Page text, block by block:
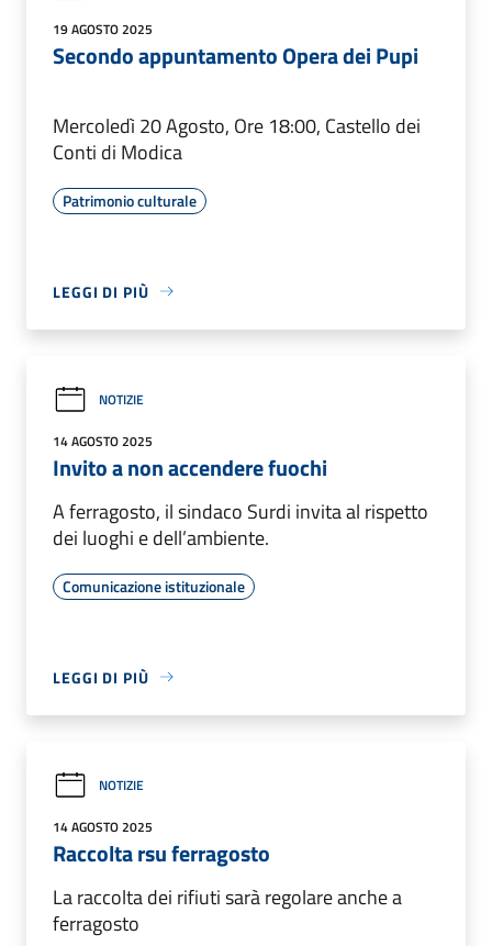
19 AGOSTO 2025
Secondo appuntamento Opera dei Pupi
Mercoledì 20 Agosto, Ore 18:00, Castello dei
Conti di Modica
Patrimonio culturale
LEGGI DI PIÙ
NOTIZIE
14 AGOSTO 2025
Invito a non accendere fuochi
A ferragosto, il sindaco Surdi invita al rispetto
dei luoghi e dell’ambiente.
Comunicazione istituzionale
LEGGI DI PIÙ
NOTIZIE
14 AGOSTO 2025
Raccolta rsu ferragosto
La raccolta dei rifiuti sarà regolare anche a
ferragosto